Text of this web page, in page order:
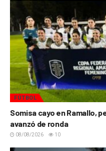
FÚTBOL
Somisa cayo en Ramallo,
avanzó de ronda
08/08/2026 10